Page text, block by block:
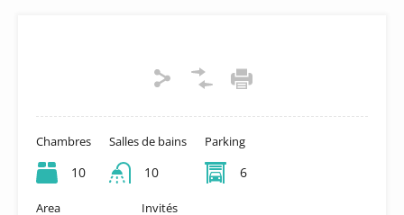
Chambres
10
Salles de bains
10
Parking
6
Area Invités